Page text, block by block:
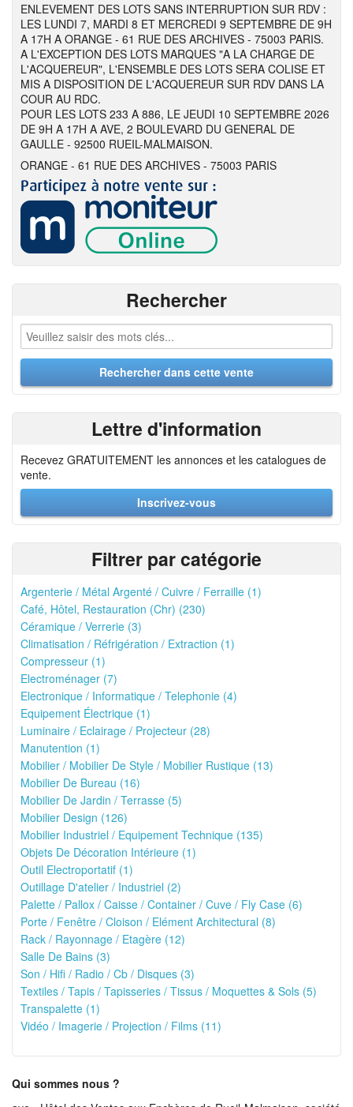
ENLEVEMENT DES LOTS SANS INTERRUPTION SUR RDV :
LES LUNDI 7, MARDI 8 ET MERCREDI 9 SEPTEMBRE DE 9H
A 17H A ORANGE - 61 RUE DES ARCHIVES - 75003 PARIS.
A L'EXCEPTION DES LOTS MARQUES "A LA CHARGE DE
L'ACQUEREUR", L'ENSEMBLE DES LOTS SERA COLISE ET
MIS A DISPOSITION DE L'ACQUEREUR SUR RDV DANS LA
COUR AU RDC.
POUR LES LOTS 233 A 886, LE JEUDI 10 SEPTEMBRE 2026
DE 9H A 17H A AVE, 2 BOULEVARD DU GENERAL DE
GAULLE - 92500 RUEIL-MALMAISON.
ORANGE - 61 RUE DES ARCHIVES - 75003 PARIS
Rechercher
Lettre d'information
Recevez GRATUITEMENT les annonces et les catalogues de
vente.
Inscrivez-vous
Filtrer par catégorie
Argenterie / Métal Argenté / Cuivre / Ferraille (1)
Café, Hôtel, Restauration (Chr) (230)
Céramique / Verrerie (3)
Climatisation / Réfrigération / Extraction (1)
Compresseur (1)
Electroménager (7)
Electronique / Informatique / Telephonie (4)
Equipement Électrique (1)
Luminaire / Eclairage / Projecteur (28)
Manutention (1)
Mobilier / Mobilier De Style / Mobilier Rustique (13)
Mobilier De Bureau (16)
Mobilier De Jardin / Terrasse (5)
Mobilier Design (126)
Mobilier Industriel / Equipement Technique (135)
Objets De Décoration Intérieure (1)
Outil Electroportatif (1)
Outillage D'atelier / Industriel (2)
Palette / Pallox / Caisse / Container / Cuve / Fly Case (6)
Porte / Fenêtre / Cloison / Elément Architectural (8)
Rack / Rayonnage / Etagère (12)
Salle De Bains (3)
Son / Hifi / Radio / Cb / Disques (3)
Textiles / Tapis / Tapisseries / Tissus / Moquettes & Sols (5)
Transpalette (1)
Vidéo / Imagerie / Projection / Films (11)
Qui sommes nous ?